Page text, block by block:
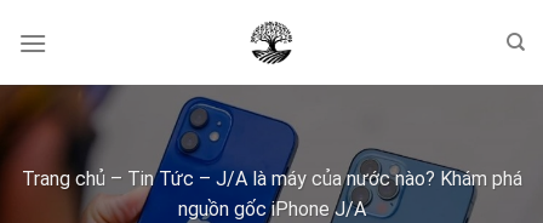
Trang chủ – Tin Tức – J/A là máy của nước nào? Khám phá
nguồn gốc iPhone J/A